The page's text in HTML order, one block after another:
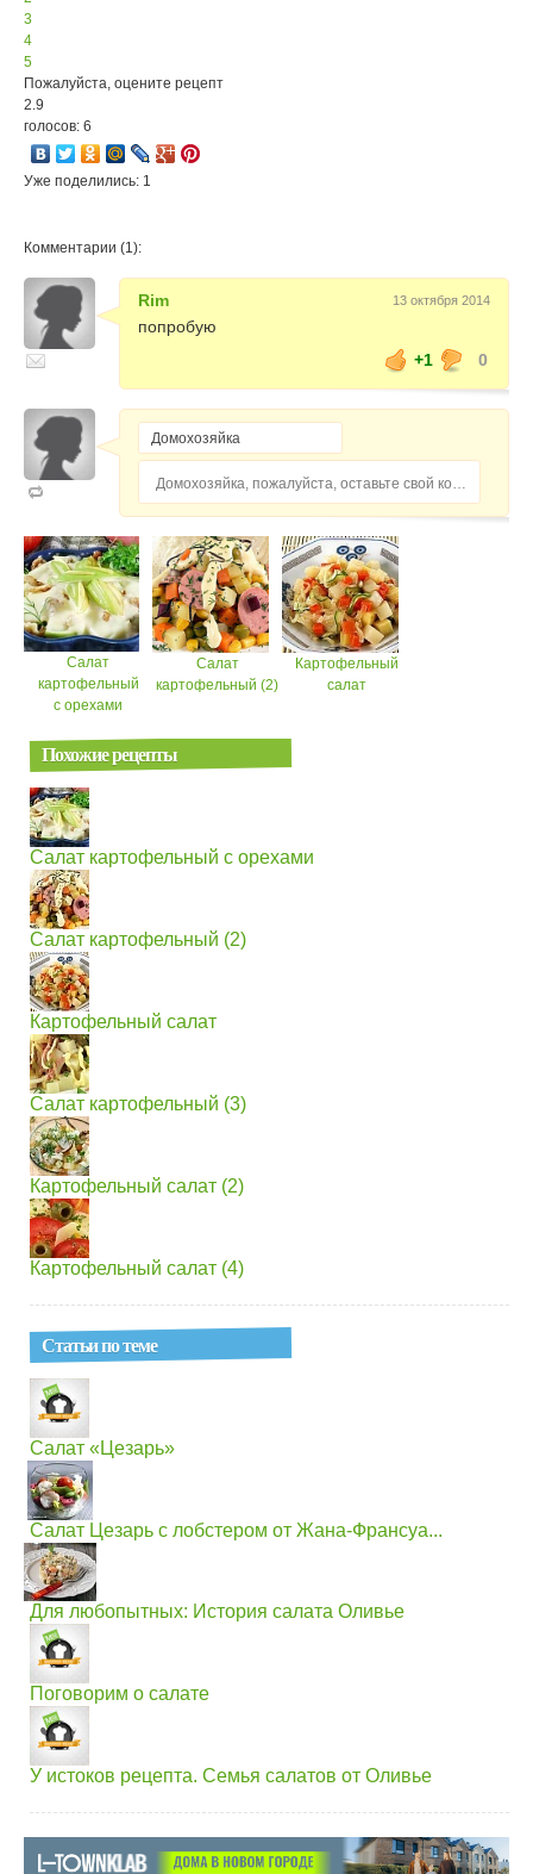
3
4
5
Пожалуйста, оцените рецепт
2.9
голосов: 6
Уже поделились: 1
Комментарии (1):
Rim 13 октября 2014
попробую
+1
0
Домохозяйка, пожалуйста, оставьте свой комментарий...
Салат
картофельный
с орехами
Салат
картофельный (2)
Картофельный
салат
Похожие рецепты
Салат картофельный с орехами
Салат картофельный (2)
Картофельный салат
Салат картофельный (3)
Картофельный салат (2)
Картофельный салат (4)
Статьи по теме
Салат «Цезарь»
Салат Цезарь с лобстером от Жана-Франсуа...
Для любопытных: История салата Оливье
Поговорим о салате
У истоков рецепта. Семья салатов от Оливье